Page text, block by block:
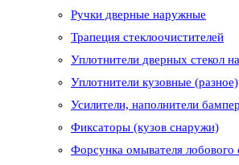
Ручки дверные наружные
Трапеция стеклоочистителей
Уплотнители дверных стекол
Уплотнители кузовные (разное)
Усилители, наполнители
Фиксаторы (кузов снаружи)
Форсунка омывателя лобового